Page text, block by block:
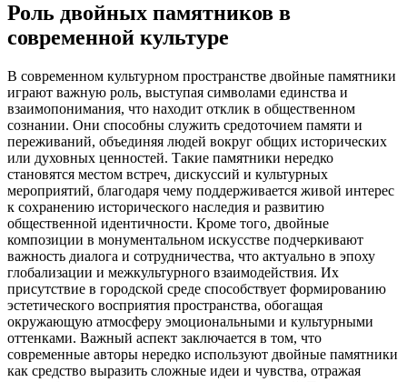
Роль двойных памятников в
современной культуре
В современном культурном пространстве двойные памятники
играют важную роль, выступая символами единства и
взаимопонимания, что находит отклик в общественном
сознании. Они способны служить средоточием памяти и
переживаний, объединяя людей вокруг общих исторических
или духовных ценностей. Такие памятники нередко
становятся местом встреч, дискуссий и культурных
мероприятий, благодаря чему поддерживается живой интерес
к сохранению исторического наследия и развитию
общественной идентичности. Кроме того, двойные
композиции в монументальном искусстве подчеркивают
важность диалога и сотрудничества, что актуально в эпоху
глобализации и межкультурного взаимодействия. Их
присутствие в городской среде способствует формированию
эстетического восприятия пространства, обогащая
окружающую атмосферу эмоциональными и культурными
оттенками. Важный аспект заключается в том, что
современные авторы нередко используют двойные памятники
как средство выразить сложные идеи и чувства, отражая